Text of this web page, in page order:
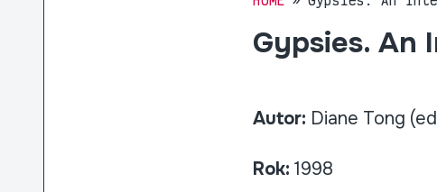
Gypsies. An
Autor: Diane Tong
Rok: 1998